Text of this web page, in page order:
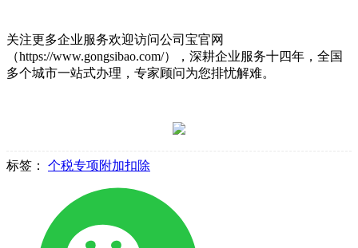
关注更多企业服务欢迎访问公司宝官网
（https://www.gongsibao.com/），深耕企业服务十四年，全国
多个城市一站式办理，专家顾问为您排忧解难。
标签： 个税专项附加扣除